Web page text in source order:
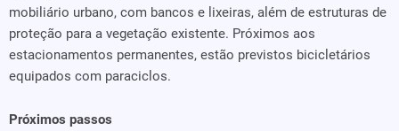
mobiliário urbano, com bancos e lixeiras, além de estruturas de
proteção para a vegetação existente. Próximos aos
estacionamentos permanentes, estão previstos bicicletários
equipados com paraciclos.
Próximos passos